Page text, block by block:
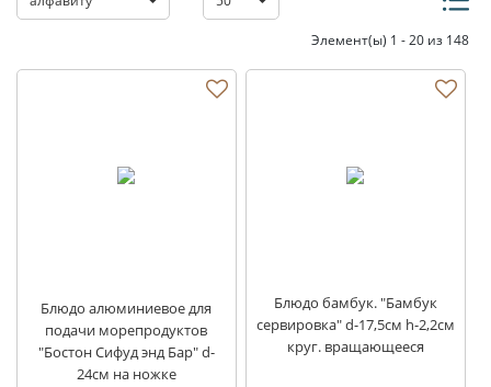
Элемент(ы) 1 - 20 из 148
Блюдо алюминиевое для
подачи морепродуктов
"Бостон Сифуд энд Бар" d-
24см на ножке
Блюдо бамбук. "Бамбук
сервировка" d-17,5см h-2,2см
круг. вращающееся